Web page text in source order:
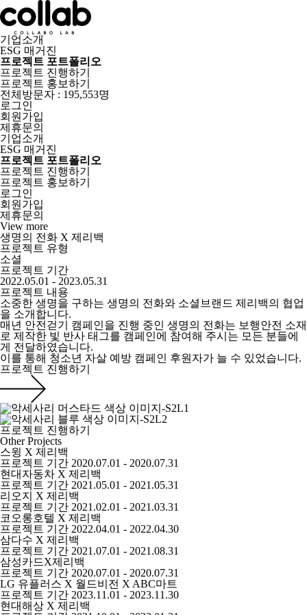
기업소개
ESG 매거진
프로젝트 포트폴리오
프로젝트 진행하기
프로젝트 홍보하기
전체방문자 : 195,553명
로그인
회원가입
제휴문의
기업소개
ESG 매거진
프로젝트 포트폴리오
프로젝트 진행하기
프로젝트 홍보하기
로그인
회원가입
제휴문의
View more
생명의 전화 X 제리백
프로젝트 유형
소셜
프로젝트 기간
2022.05.01 - 2023.05.31
프로젝트 내용
소중한 생명을 구하는 생명의 전화와 소셜브랜드 제리백의 협업
을 소개합니다.
매년 안전걷기 캠페인을 진행 중인 생명의 전화는 보행안전 소재
로 제작한 빛 반사 태그를 캠페인에 참여해 주시는 모든 분들에
게 전달하였습니다.
이를 통해 청소년 자살 예방 캠페인 후원자가 늘 수 있었습니다.
프로젝트 진행하기
프로젝트 진행하기
Other Projects
스윙 X 제리백
프로젝트 기간 2020.07.01 - 2020.07.31
현대자동차 X 제리백
프로젝트 기간 2021.05.01 - 2021.05.31
리오지 X 제리백
프로젝트 기간 2021.02.01 - 2021.03.31
코오롱호텔 X 제리백
프로젝트 기간 2022.04.01 - 2022.04.30
삼다수 X 제리백
프로젝트 기간 2021.07.01 - 2021.08.31
삼성카드X제리백
프로젝트 기간 2020.07.01 - 2020.07.31
LG 유플러스 X 월드비전 X ABC마트
프로젝트 기간 2023.11.01 - 2023.11.30
현대해상 X 제리백